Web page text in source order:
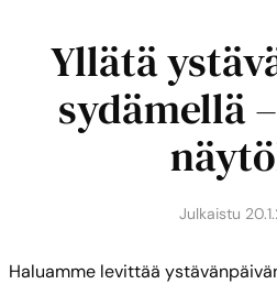
Yllätä
sydämellä
Julkaistu
Haluamme levittää